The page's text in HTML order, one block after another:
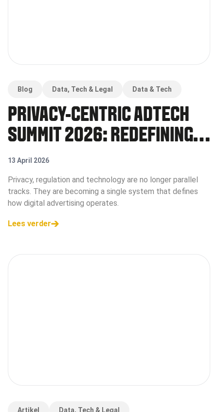
Blog Data, Tech & Legal Data & Tech
PRIVACY-CENTRIC ADTECH
SUMMIT 2026: REDEFINING
DATA, VALUE AND CONTROL
IN DIGITAL ADVERTISING
13 April 2026
Privacy, regulation and technology are no longer parallel
tracks. They are becoming a single system that defines
how digital advertising operates.
Lees verder
Artikel Data, Tech & Legal